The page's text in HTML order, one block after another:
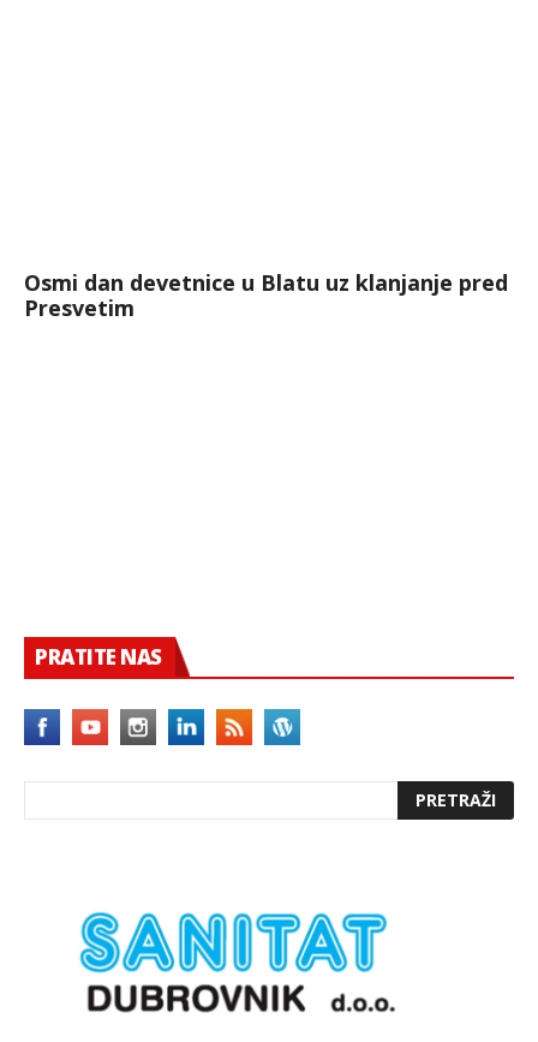
Osmi dan devetnice u Blatu uz klanjanje pred
Presvetim
PRATITE NAS